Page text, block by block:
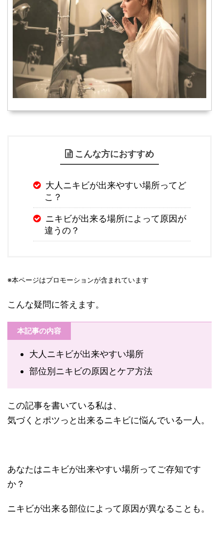
こんな方におすすめ
大人ニキビが出来やすい場所ってど
こ？
ニキビが出来る場所によって原因が
違うの？
※本ページはプロモーションが含まれています
こんな疑問に答えます。
本記事の内容
大人ニキビが出来やすい場所
部位別ニキビの原因とケア方法
この記事を書いている私は、
気づくとポツっと出来るニキビに悩んでいる一人。
あなたはニキビが出来やすい場所ってご存知です
か？
ニキビが出来る部位によって原因が異なることも。